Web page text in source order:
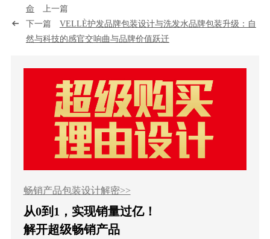
命 上一篇
下一篇 VELLÈ护发品牌包装设计与洗发水品牌包装升级：自
然与科技的感官交响曲与品牌价值跃迁
畅销产品包装设计解密>>
从0到1，实现销量过亿！
解开超级畅销产品